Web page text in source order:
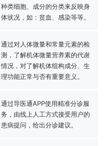
种类细胞、成分的分类来反映身
体状况，如：贫血、感染等等。
通过对人体微量和常量元素的检
测，了解机体微量营养素的代谢
情况，对了解机体组构成分、生
理功能正常与否有重要意义。
通过导医通APP使用精准分诊服
务，由线上人工方式接受用户的
患病提问，给出分诊建议。